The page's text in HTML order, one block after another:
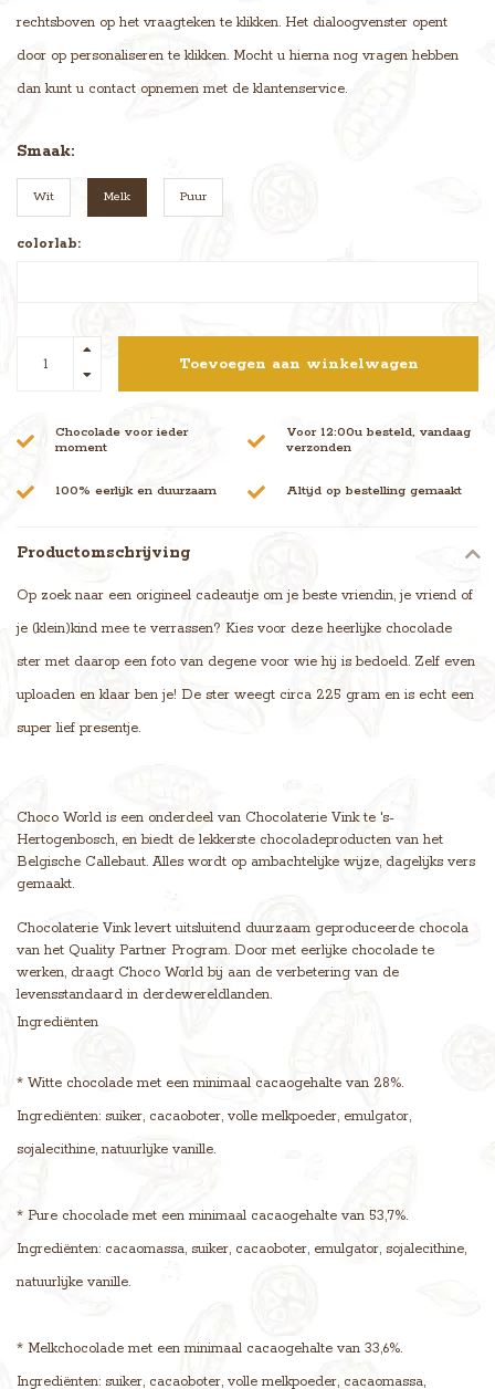
rechtsboven op het vraagteken te klikken. Het dialoogvenster opent
door op personaliseren te klikken. Mocht u hierna nog vragen hebben
dan kunt u contact opnemen met de klantenservice.
Smaak:
Wit Melk Puur
colorlab:
Toevoegen aan winkelwagen
Chocolade voor ieder
moment
Voor 12:00u besteld, vandaag
verzonden
100% eerlijk en duurzaam Altijd op bestelling gemaakt
Productomschrijving
Op zoek naar een origineel cadeautje om je beste vriendin, je vriend of
je (klein)kind mee te verrassen? Kies voor deze heerlijke chocolade
ster met daarop een foto van degene voor wie hij is bedoeld. Zelf even
uploaden en klaar ben je! De ster weegt circa 225 gram en is echt een
super lief presentje.
Choco World is een onderdeel van Chocolaterie Vink te 's-
Hertogenbosch, en biedt de lekkerste chocoladeproducten van het
Belgische Callebaut. Alles wordt op ambachtelijke wijze, dagelijks vers
gemaakt.
Chocolaterie Vink levert uitsluitend duurzaam geproduceerde chocola
van het Quality Partner Program. Door met eerlijke chocolade te
werken, draagt Choco World bij aan de verbetering van de
levensstandaard in derdewereldlanden.
Ingrediënten
* Witte chocolade met een minimaal cacaogehalte van 28%.
Ingrediënten: suiker, cacaoboter, volle melkpoeder, emulgator,
sojalecithine, natuurlijke vanille.
* Pure chocolade met een minimaal cacaogehalte van 53,7%.
Ingrediënten: cacaomassa, suiker, cacaoboter, emulgator, sojalecithine,
natuurlijke vanille.
* Melkchocolade met een minimaal cacaogehalte van 33,6%.
Ingrediënten: suiker, cacaoboter, volle melkpoeder, cacaomassa,